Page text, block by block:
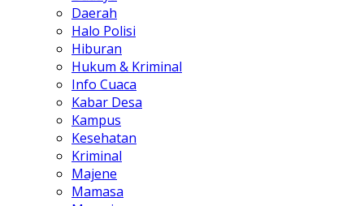
Daerah
Halo Polisi
Hiburan
Hukum & Kriminal
Info Cuaca
Kabar Desa
Kampus
Kesehatan
Kriminal
Majene
Mamasa